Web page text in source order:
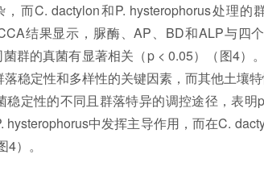
而C. dactylon和P. hysterophorus处理的
结果显示，脲酶、AP、BD和ALP与四
群的真菌有显著相关（p < 0.05）（图4）
稳定性和多样性的关键因素，而其他土壤
稳定性的不同且群落特异的调控途径，表
hysterophorus中发挥主导作用，而在C.
）。